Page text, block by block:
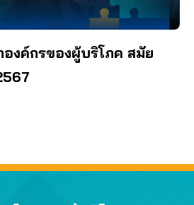
งค์กรของผู้บริโภค สมัย